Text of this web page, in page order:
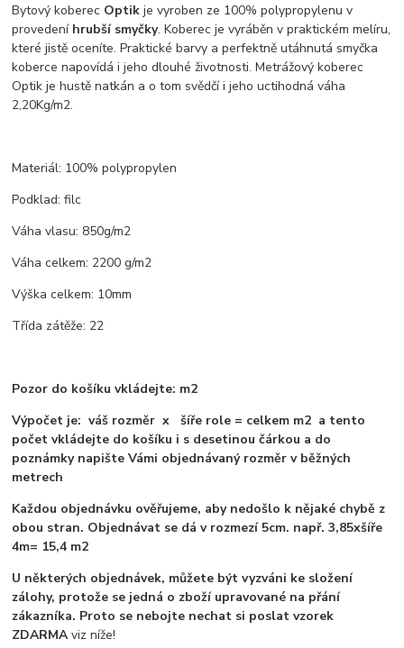
Bytový koberec Optik je vyroben ze 100% polypropylenu v
provedení hrubší smyčky. Koberec je vyráběn v praktickém melíru,
které jistě oceníte. Praktické barvy a perfektně utáhnutá smyčka
koberce napovídá i jeho dlouhé životnosti. Metrážový koberec
Optik je hustě natkán a o tom svědčí i jeho uctihodná váha
2,20Kg/m2.
Materiál: 100% polypropylen
Podklad: filc
Váha vlasu: 850g/m2
Váha celkem: 2200 g/m2
Výška celkem: 10mm
Třída zátěže: 22
Pozor do košíku vkládejte: m2
Výpočet je: váš rozměr x šíře role = celkem m2 a tento
počet vkládejte do košíku i s desetinou čárkou a do
poznámky napište Vámi objednávaný rozměr v běžných
metrech
Každou objednávku ověřujeme, aby nedošlo k nějaké chybě z
obou stran. Objednávat se dá v rozmezí 5cm. např. 3,85xšíře
4m= 15,4 m2
U některých objednávek, můžete být vyzváni ke složení
zálohy, protože se jedná o zboží upravované na přání
zákazníka. Proto se nebojte nechat si poslat vzorek
ZDARMAviz níže!